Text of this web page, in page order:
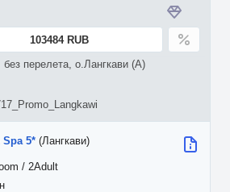
103484 RUB
перелета, о.Лангкави (A)
Spa 5* (Лангкави)
/ 2Adult